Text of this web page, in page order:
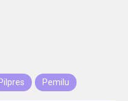
Pilpres Pemilu